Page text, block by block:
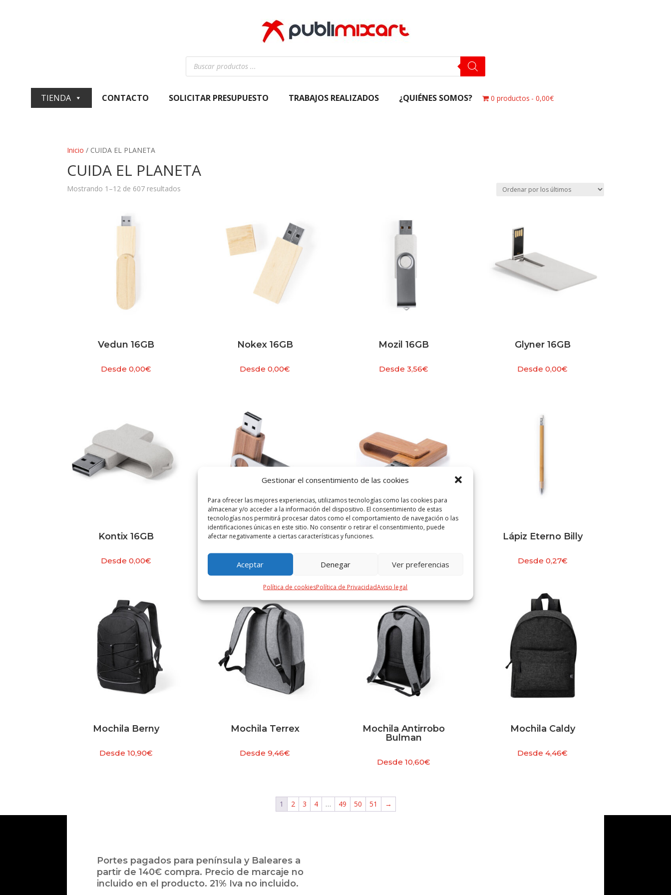
Gestionar el consentimiento de las cookies
Para ofrecer las mejores experiencias, utilizamos tecnologías como las cookies para
almacenar y/o acceder a la información del dispositivo. El consentimiento de estas
tecnologías nos permitirá procesar datos como el comportamiento de navegación o las
identificaciones únicas en este sitio. No consentir o retirar el consentimiento, puede
afectar negativamente a ciertas características y funciones.
Aceptar Denegar Ver preferencias
Política de cookiesPolítica de PrivacidadAviso legal
Búsqueda
productos
TIENDA CONTACTO SOLICITAR PRESUPUESTO TRABAJOS REALIZADOS ¿QUIÉNES SOMOS? 0 productos 0,00€
Inicio / CUIDA EL PLANETA
CUIDA EL PLANETA
Mostrando 1–12 de 607 resultados
Vedun 16GB
Desde0,00€
Nokex 16GB
Desde0,00€
Mozil 16GB
Desde3,56€
Glyner 16GB
Desde0,00€
Kontix 16GB
Desde0,00€
Cetrex 16Gb
Desde
Haidam 16GB
Desde 6,86
Lápiz Eterno Billy
Desde 0,27€
Mochila Berny
Desde10,90€
Mochila Terrex
Desde9,46€
Mochila Antirrobo
Bulman
Desde10,60€
Mochila Caldy
Desde4,46€
1 2 3 4 … 49 50 51 →
Portes pagados para península y Baleares a
partir de 140€ compra. Precio de marcaje no
incluido en el producto. 21% Iva no incluido.